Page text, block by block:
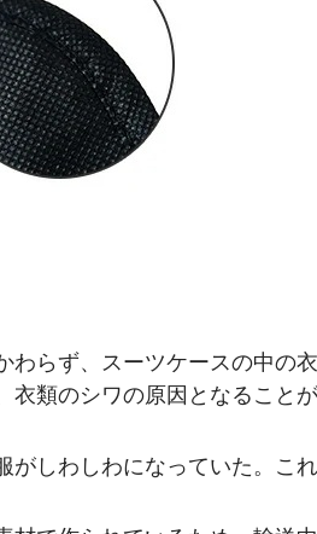
らず、スーツケースの中の
類のシワの原因となること
しわしわになっていた。こ